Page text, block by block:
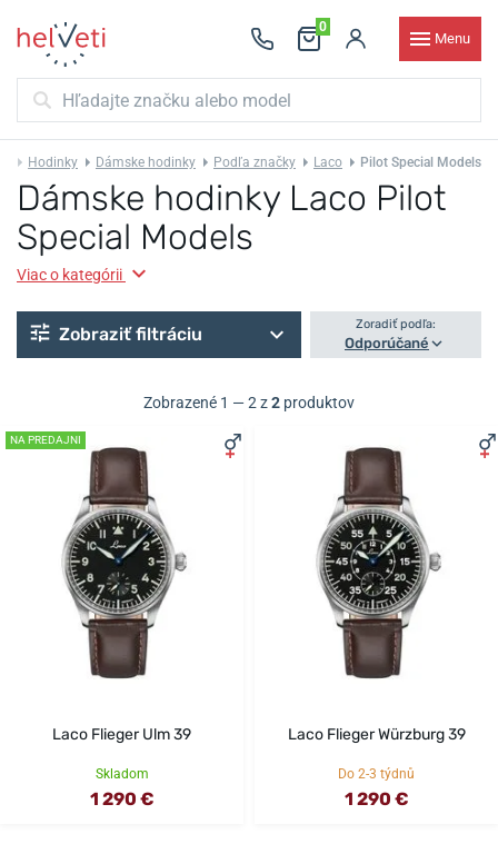
0
Menu
Hodinky Dámske hodinky Podľa značky Laco Pilot Special Models
Dámske hodinky Laco Pilot
Special Models
Viac o kategórii
Zobraziť filtráciu Zoradiť podľa:
Odporúčané
Zobrazené 1 — 2 z2 produktov
NA PREDAJNI
Laco Flieger Ulm 39
Skladom
1 290 €
Laco Flieger Würzburg 39
Do 2-3 týdnů
1 290 €